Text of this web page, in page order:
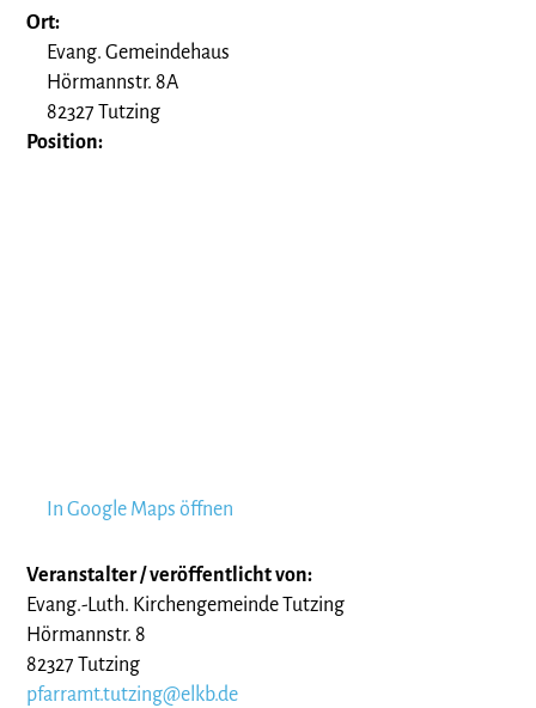
Ort:
Evang. Gemeindehaus
Hörmannstr. 8A
82327 Tutzing
Position:
In Google Maps öffnen
Veranstalter / veröffentlicht von:
Evang.-Luth. Kirchengemeinde Tutzing
Hörmannstr. 8
82327 Tutzing
pfarramt.tutzing@elkb.de